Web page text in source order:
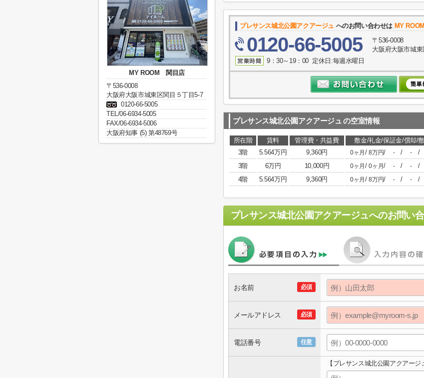
プレサンス城北公園アクアージュ へのお問い合わせは MY
0120-66-5005
〒536-0008
大阪府大阪市城
9：30～19：00 定休日:毎週水曜日
プレサンス城北公園アクアージュ の空室情報
所在階 賃料 管理費・共益費 敷金/礼金/保証金/償却/敷
3階
5.564万円 9,360円 0ヶ月/8万円/ - / - /
3階
6万円 10,000円 0ヶ月/0ヶ月/ - / - /
4階
5.564万円 9,360円 0ヶ月/8万円/ - / - /
プレサンス城北公園アクアージュへのお問い
必須
お名前
必須
メールアドレス
任意
電話番号
【プレサンス城北公園アクアージ
MY ROOM 関目店
〒536-0008
大阪府大阪市城東区関目５丁目5-7
0120-66-5005
TEL/06-6934-5005
FAX/06-6934-5006
大阪府知事 (5) 第48769号